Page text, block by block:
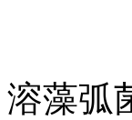
溶藻弧